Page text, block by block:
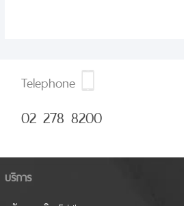
Telephone
02 278 8200
บริการ